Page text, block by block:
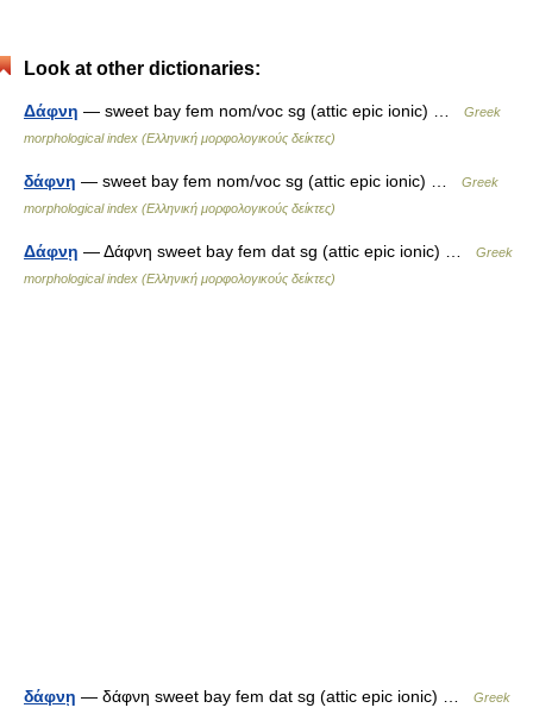
Look at other dictionaries:
Δάφνη — sweet bay fem nom/voc sg (attic epic ionic) …
Greek
morphological index (Ελληνική μορφολογικούς δείκτες)
δάφνη — sweet bay fem nom/voc sg (attic epic ionic) …
Greek
morphological index (Ελληνική μορφολογικούς δείκτες)
Δάφνῃ — Δάφνη sweet bay fem dat sg (attic epic ionic) …
Greek
morphological index (Ελληνική μορφολογικούς δείκτες)
δάφνῃ — δάφνη sweet bay fem dat sg (attic epic ionic) …
Greek